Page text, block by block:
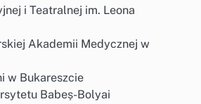
i Teatralnej im. Leona
Akademii Medycznej w
w Bukareszcie
Babeș-Bolyai